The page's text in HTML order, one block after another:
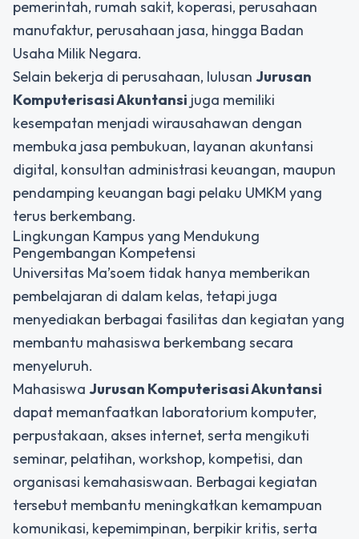
pemerintah, rumah sakit, koperasi, perusahaan
manufaktur, perusahaan jasa, hingga Badan
Usaha Milik Negara.
Selain bekerja di perusahaan, lulusan Jurusan
Komputerisasi Akuntansi juga memiliki
kesempatan menjadi wirausahawan dengan
membuka jasa pembukuan, layanan akuntansi
digital, konsultan administrasi keuangan, maupun
pendamping keuangan bagi pelaku UMKM yang
terus berkembang.
Lingkungan Kampus yang Mendukung
Pengembangan Kompetensi
Universitas Ma’soem tidak hanya memberikan
pembelajaran di dalam kelas, tetapi juga
menyediakan berbagai fasilitas dan kegiatan yang
membantu mahasiswa berkembang secara
menyeluruh.
Mahasiswa Jurusan Komputerisasi Akuntansi
dapat memanfaatkan laboratorium komputer,
perpustakaan, akses internet, serta mengikuti
seminar, pelatihan, workshop, kompetisi, dan
organisasi kemahasiswaan. Berbagai kegiatan
tersebut membantu meningkatkan kemampuan
komunikasi, kepemimpinan, berpikir kritis, serta